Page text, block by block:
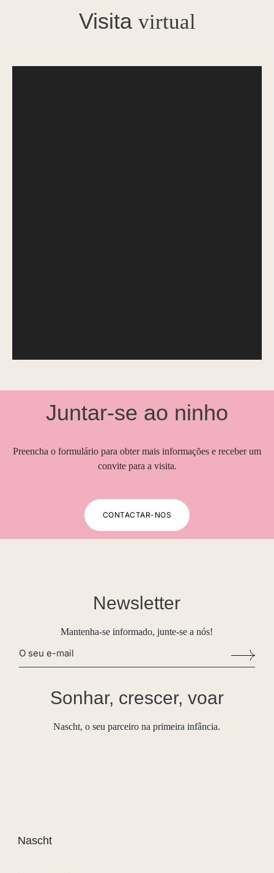
Visita virtual
Juntar-se ao ninho
Preencha o formulário para obter mais informações e receber um
convite para a visita.
CONTACTAR-NOS
Newsletter
Mantenha-se informado, junte-se a nós!
Sonhar, crescer, voar
Nascht, o seu parceiro na primeira infância.
Nascht